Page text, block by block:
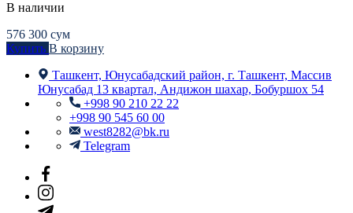
В наличии
576 300 сум
Купить В корзину
Ташкент, Юнусабадский район, г. Ташкент, Массив
Юнусабад 13 квартал, Андижон шахар, Бобуршох 54
+998 90 210 22 22
+998 90 545 60 00
west8282@bk.ru
Telegram